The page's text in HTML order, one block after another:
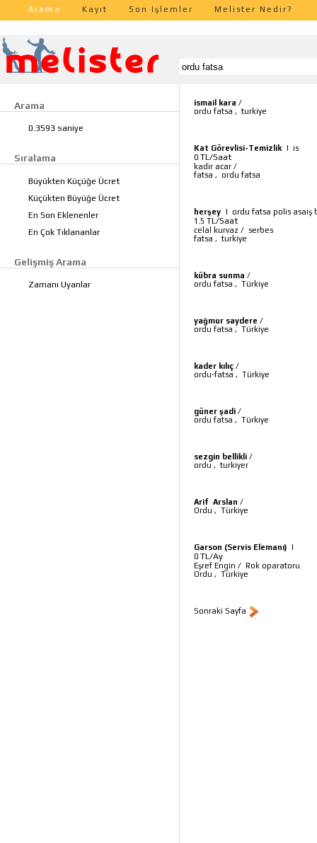
Arama Kayıt Son İşlemler Melister Nedir?
Arama
0.3593 saniye
Sıralama
Büyükten Küçüğe Ücret
Küçükten Büyüğe Ücret
En Son Eklenenler
En Çok Tıklananlar
Gelişmiş Arama
Zamanı Uyanlar
ismail kara /
ordu fatsa ,turkiye
Kat Görevlisi-Temizlik | is
0 TL/Saat
kadir acar /
fatsa , ordu fatsa
herşey | ordu fatsa polis asaiş
1.5 TL/Saat
celal kurvaz / serbes
fatsa ,turkiye
kübra sunma /
ordu fatsa , Türkiye
yağmur saydere /
ordu fatsa , Türkiye
kader kılıç /
ordu-fatsa , Türkiye
güner şadi /
ordu fatsa , Türkiye
sezgin bellikli /
ordu ,turkiyer
Arif Arslan /
Ordu , Türkiye
Garson (Servis Elemanı) |
0 TL/Ay
Eşref Engin / Rok oparatoru
Ordu , Türkiye
Sonraki Sayfa